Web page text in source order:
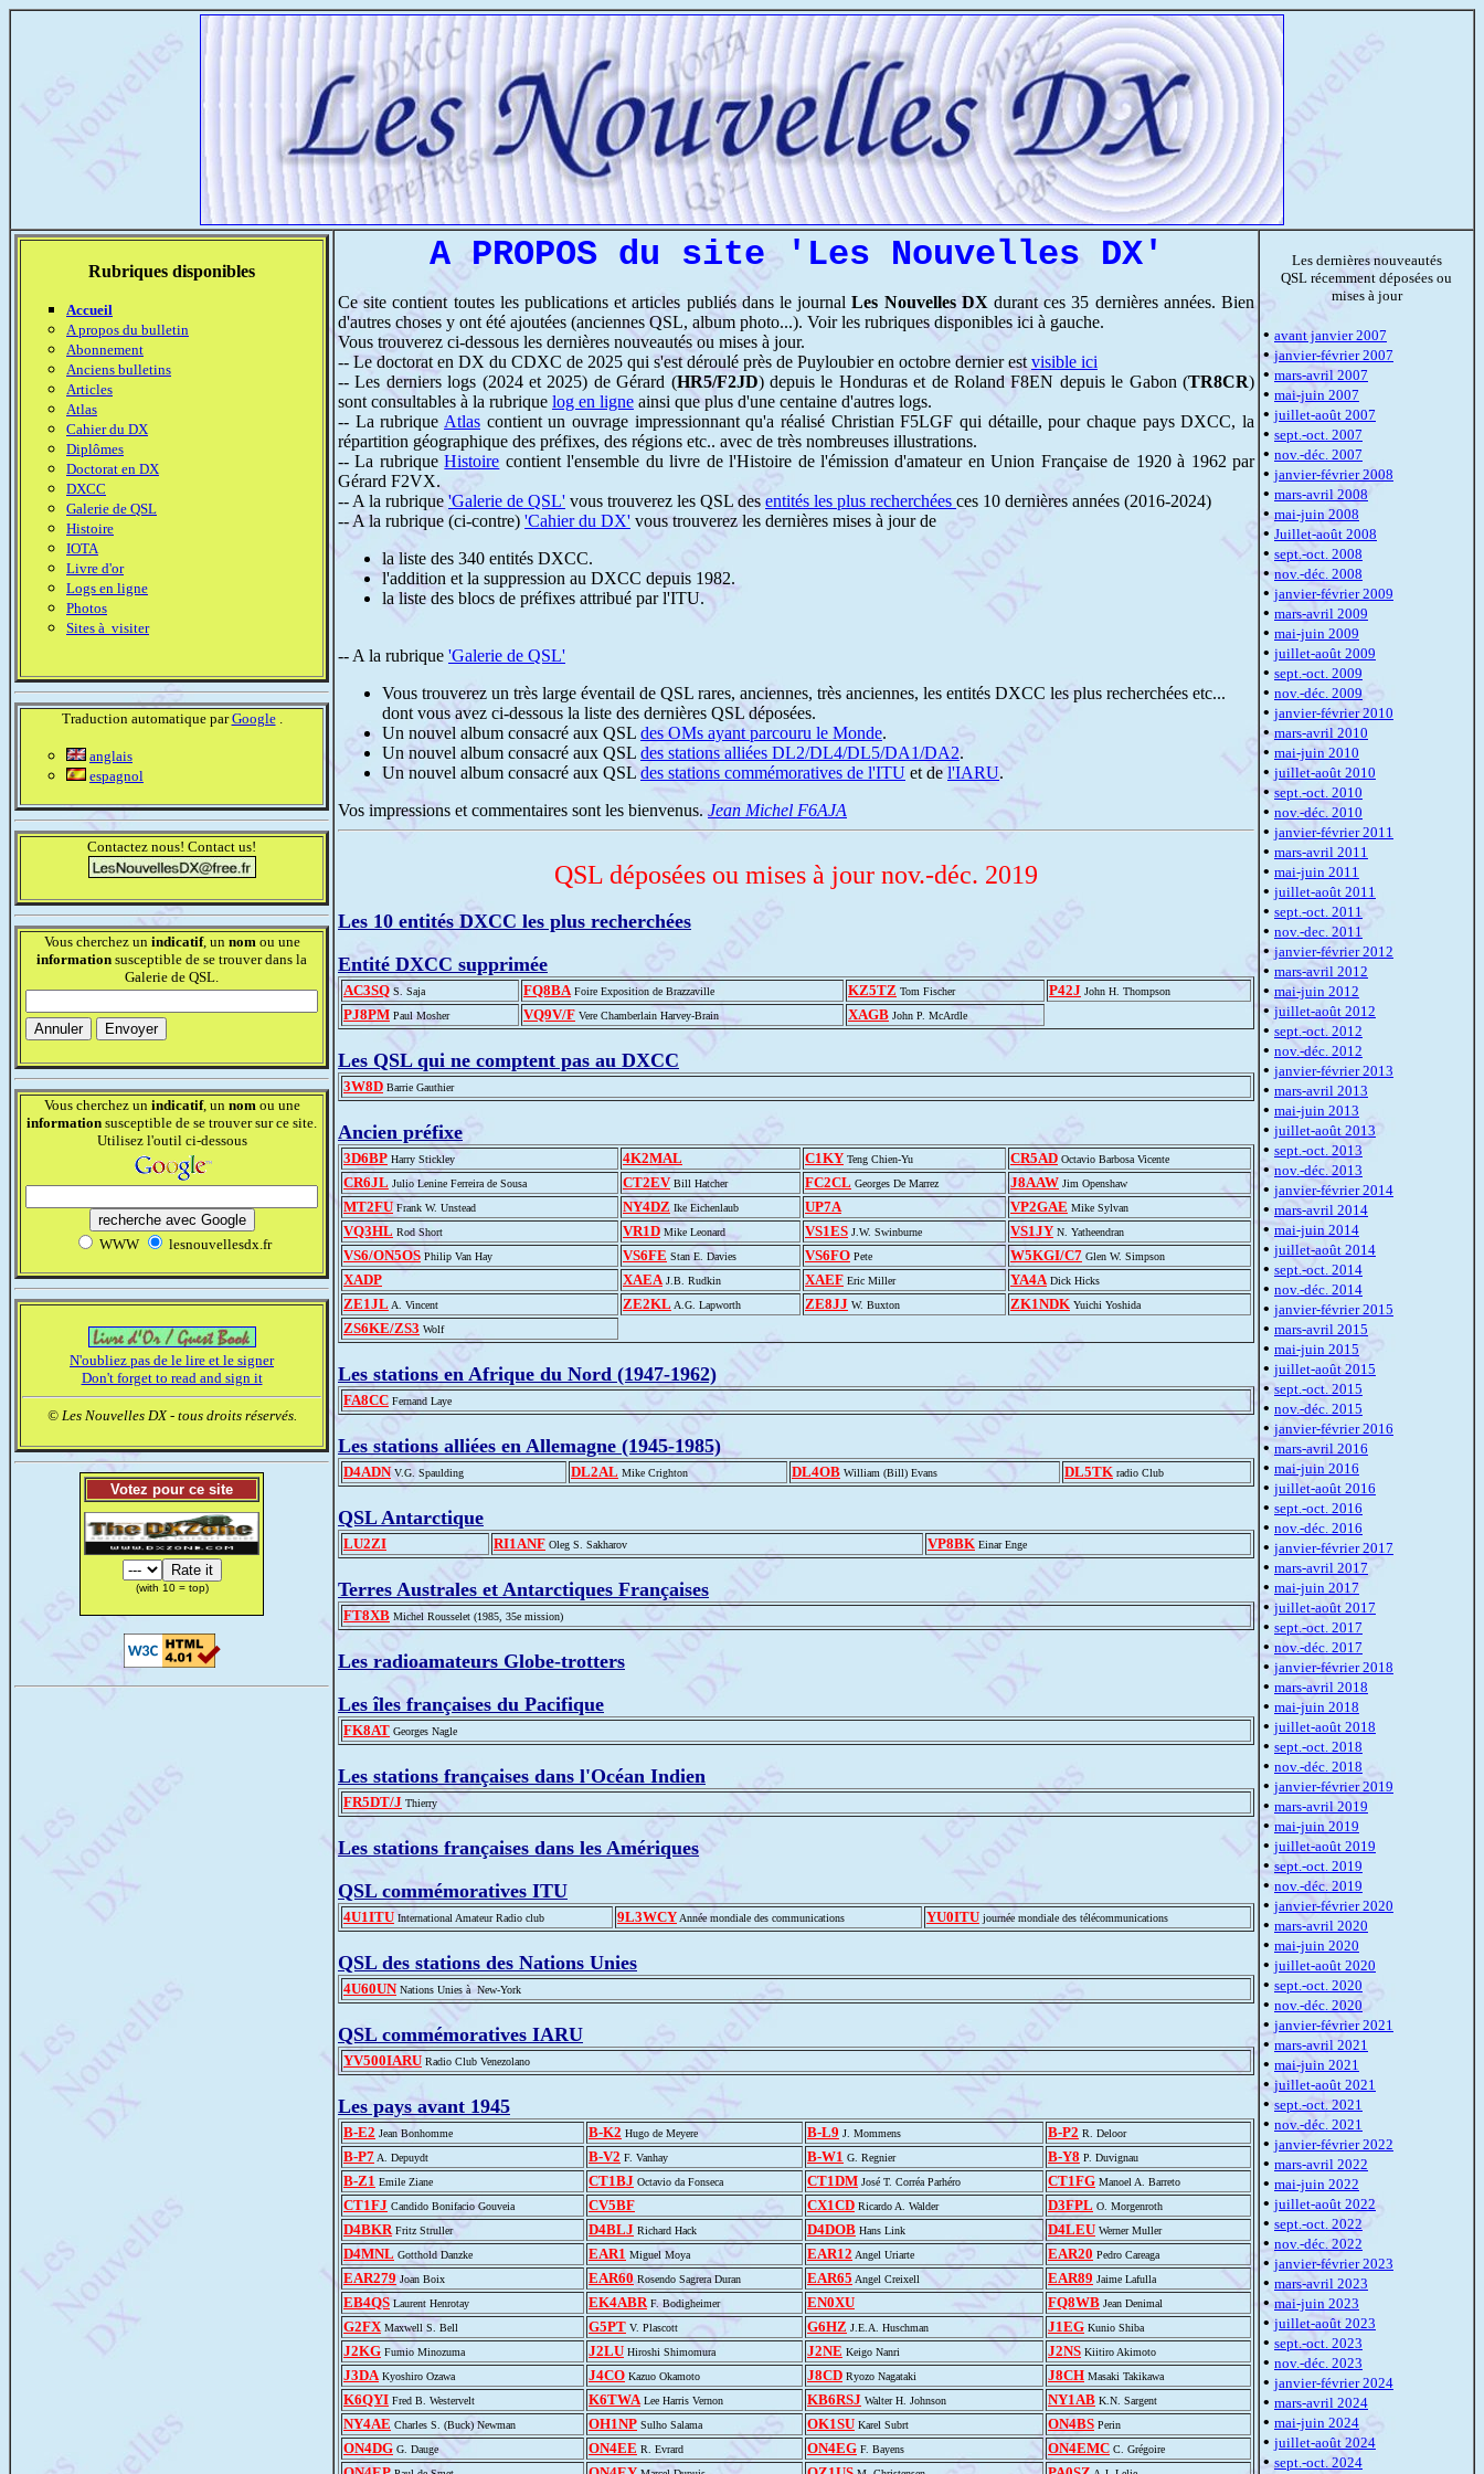
Rubriques disponibles
Accueil
A propos du bulletin
Abonnement
Anciens bulletins
Articles
Atlas
Cahier du DX
Diplômes
Doctorat en DX
DXCC
Galerie de QSL
Histoire
IOTA
Livre d'or
Logs en ligne
Photos
Sites à visiter
Traduction automatique parGoogle.
anglais
espagnol
Contactez nous! Contact us!
Vous cherchez un indicatif, un nomou une
information susceptible de se trouver dans la
Galerie de QSL.
Vous cherchez un indicatif, un nomou une
information susceptible de se trouver sur ce site.
Utilisez l'outil ci-dessous
WWW lesnouvellesdx.fr
N'oubliez pas de le lire et le signer
Don't forget to read and sign it
© Les Nouvelles DX - tous droits réservés.
Votez pour ce site
(with 10 = top)
A PROPOS du site 'Les Nouvelles DX'
Ce site contient toutes les publications et articles publiés dans le journalLes Nouvelles DX durant ces 35 dernières années. Bien
d'autres choses y ont été ajoutées (anciennes QSL, album photo...). Voir les rubriques disponibles ici à gauche.
Vous trouverez ci-dessous les dernières nouveautés ou mises à jour.
-- Le doctorat en DX du CDXC de 2025 qui s'est déroulé près de Puyloubier en octobre dernier est visible ici
-- Les derniers logs (2024 et 2025) de Gérard (HR5/F2JD) depuis le Honduras et de Roland F8EN depuis le Gabon (TR8CR)
sont consultables à la rubrique log en ligne ainsi que plus d'une centaine d'autres logs.
-- La rubrique Atlas contient un ouvrage impressionnant qu'a réalisé Christian F5LGF qui détaille, pour chaque pays DXCC, la
répartition géographique des préfixes, des régions etc.. avec de très nombreuses illustrations.
-- La rubriqueHistoire contient l'ensemble du livre de l'Histoire de l'émission d'amateur en Union Française de 1920 à 1962 par
Gérard F2VX.
-- A la rubrique 'Galerie de QSL' vous trouverez les QSL desentités les plus recherchées ces 10 dernières années (2016-2024)
-- A la rubrique (ci-contre) 'Cahier du DX' vous trouverez les dernières mises à jour de
la liste des 340 entités DXCC.
l'addition et la suppression au DXCC depuis 1982.
la liste des blocs de préfixes attribué par l'ITU.
-- A la rubrique 'Galerie de QSL'
Vous trouverez un très large éventail de QSL rares, anciennes, très anciennes, les entités DXCC les plus recherchées etc...
dont vous avez ci-dessous la liste des dernières QSL déposées.
Un nouvel album consacré aux QSL des OMs ayant parcouru le Monde.
Un nouvel album consacré aux QSL des stations alliées DL2/DL4/DL5/DA1/DA2.
Un nouvel album consacré aux QSLdes stations commémoratives de l'ITU et de l'IARU.
Vos impressions et commentaires sont les bienvenus.Jean Michel F6AJA
QSL déposées ou mises à jour nov.-déc. 2019
Les 10 entités DXCC les plus recherchées
Entité DXCC supprimée
AC3SQ S. Saja FQ8BA Foire Exposition de Brazzaville KZ5TZ Tom Fischer P42J John H. Thompson
PJ8PM Paul Mosher VQ9V/F Vere Chamberlain Harvey-Brain XAGB John P. McArdle
Les QSL qui ne comptent pas au DXCC
3W8D Barrie Gauthier
Ancien préfixe
3D6BP Harry Stickley 4K2MAL C1KY Teng Chien-Yu CR5AD Octavio Barbosa Vicente
CR6JL Julio Lenine Ferreira de Sousa CT2EV Bill Hatcher FC2CL Georges De Marrez J8AAW Jim Openshaw
MT2FU Frank W. Unstead NY4DZ Ike Eichenlaub UP7A VP2GAE Mike Sylvan
VQ3HL Rod Short VR1D Mike Leonard VS1ES J.W. Swinburne VS1JY N. Yatheendran
VS6/ON5OS Philip Van Hay VS6FE Stan E. Davies VS6FO Pete W5KGI/C7 Glen W. Simpson
XADP XAEA J.B. Rudkin XAEF Eric Miller YA4A Dick Hicks
ZE1JL A. Vincent ZE2KL A.G. Lapworth ZE8JJ W. Buxton ZK1NDK Yuichi Yoshida
ZS6KE/ZS3 Wolf
Les stations en Afrique du Nord (1947-1962)
FA8CC Fernand Laye
Les stations alliées en Allemagne (1945-1985)
D4ADN V.G. Spaulding DL2AL Mike Crighton DL4OB William (Bill) Evans DL5TK radio Club
QSL Antarctique
LU2ZI RI1ANF Oleg S. Sakharov VP8BK Einar Enge
Terres Australes et Antarctiques Françaises
FT8XB Michel Rousselet (1985, 35e mission)
Les radioamateurs Globe-trotters
Les îles françaises du Pacifique
FK8AT Georges Nagle
Les stations françaises dans l'Océan Indien
FR5DT/J Thierry
Les stations françaises dans les Amériques
QSL commémoratives ITU
4U1ITU International Amateur Radio club 9L3WCY Année mondiale des communications YU0ITU journée mondiale des télécommunications
QSL des stations des Nations Unies
4U60UN Nations Unies à New-York
QSL commémoratives IARU
YV500IARU Radio Club Venezolano
Les pays avant 1945
B-E2 Jean Bonhomme B-K2 Hugo de Meyere B-L9 J. Mommens B-P2 R. Deloor
B-P7 A. Depuydt B-V2 F. Vanhay B-W1 G. Regnier B-Y8 P. Duvignau
B-Z1 Emile Ziane CT1BJ Octavio da Fonseca CT1DM José T. Corréa Parhéro CT1FG Manoel A. Barreto
CT1FJ Candido Bonifacio Gouveia CV5BF CX1CD Ricardo A. Walder D3FPL O. Morgenroth
D4BKR Fritz Struller D4BLJ Richard Hack D4DOB Hans Link D4LEU Werner Muller
D4MNL Gotthold Danzke EAR1 Miguel Moya EAR12 Angel Uriarte EAR20 Pedro Careaga
EAR279 Joan Boix EAR60 Rosendo Sagrera Duran EAR65 Angel Creixell EAR89 Jaime Lafulla
EB4QS Laurent Henrotay EK4ABR F. Bodigheimer EN0XU FQ8WB Jean Denimal
G2FX Maxwell S. Bell G5PT V. Plascott G6HZ J.E.A. Huschman J1EG Kunio Shiba
J2KG Fumio Minozuma J2LU Hiroshi Shimomura J2NE Keigo Nanri J2NS Kiitiro Akimoto
J3DA Kyoshiro Ozawa J4CO Kazuo Okamoto J8CD Ryozo Nagataki J8CH Masaki Takikawa
K6QYI Fred B. Westervelt K6TWA Lee Harris Vernon KB6RSJ Walter H. Johnson NY1AB K.N. Sargent
NY4AE Charles S. (Buck) Newman OH1NP Sulho Salama OK1SU Karel Subrt ON4BS Perin
ON4DG G. Dauge ON4EE R. Evrard ON4EG F. Bayens ON4EMC C. Grégoire
Les dernières nouveautés
QSL récemment déposées ou
mises à jour
• avant janvier 2007
• janvier-février 2007
• mars-avril 2007
• mai-juin 2007
• juillet-août 2007
• sept.-oct. 2007
• nov.-déc. 2007
• janvier-février 2008
• mars-avril 2008
•mai-juin 2008
• Juillet-août 2008
• sept.-oct. 2008
• nov.-déc. 2008
• janvier-février 2009
• mars-avril 2009
• mai-juin 2009
• juillet-août 2009
• sept.-oct. 2009
• nov.-déc. 2009
• janvier-février 2010
•mars-avril 2010
• mai-juin 2010
• juillet-août 2010
• sept.-oct. 2010
• nov.-déc. 2010
• janvier-février 2011
• mars-avril 2011
• mai-juin 2011
• juillet-août 2011
• sept.-oct. 2011
• nov.-dec. 2011
• janvier-février 2012
• mars-avril 2012
• mai-juin 2012
• juillet-août 2012
• sept.-oct. 2012
• nov.-déc. 2012
• janvier-février 2013
• mars-avril 2013
• mai-juin 2013
• juillet-août 2013
• sept.-oct. 2013
• nov.-déc. 2013
• janvier-février 2014
• mars-avril 2014
• mai-juin 2014
• juillet-août 2014
• sept.-oct. 2014
• nov.-déc. 2014
• janvier-février 2015
• mars-avril 2015
• mai-juin 2015
• juillet-août 2015
• sept.-oct. 2015
• nov.-déc. 2015
• janvier-février 2016
• mars-avril 2016
• mai-juin 2016
• juillet-août 2016
• sept.-oct. 2016
• nov.-déc. 2016
• janvier-février 2017
• mars-avril 2017
• mai-juin 2017
• juillet-août 2017
• sept.-oct. 2017
• nov.-déc. 2017
• janvier-février 2018
• mars-avril 2018
• mai-juin 2018
• juillet-août 2018
• sept.-oct. 2018
• nov.-déc. 2018
• janvier-février 2019
• mars-avril 2019
• mai-juin 2019
• juillet-août 2019
• sept.-oct. 2019
• nov.-déc. 2019
• janvier-février 2020
• mars-avril 2020
• mai-juin 2020
• juillet-août 2020
• sept.-oct. 2020
• nov.-déc. 2020
• janvier-février 2021
• mars-avril 2021
• mai-juin 2021
• juillet-août 2021
• sept.-oct. 2021
• nov.-déc. 2021
• janvier-février 2022
• mars-avril 2022
• mai-juin 2022
• juillet-août 2022
• sept.-oct. 2022
• nov.-déc. 2022
• janvier-février 2023
• mars-avril 2023
• mai-juin 2023
• juillet-août 2023
• sept.-oct. 2023
• nov.-déc. 2023
• janvier-février 2024
• mars-avril 2024
• mai-juin 2024
• juillet-août 2024
•sept.-oct. 2024